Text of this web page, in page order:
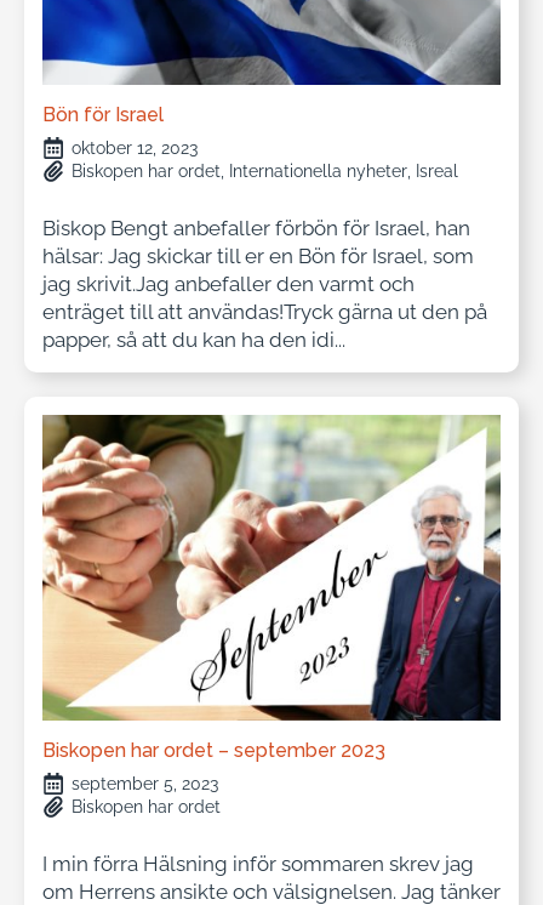
Bön för Israel
oktober 12, 2023
Biskopen har ordet
Internationella nyheter Isreal
Biskop Bengt anbefaller förbön för Israel, han
hälsar: Jag skickar till er en Bön för Israel, som
jag skrivit.Jag anbefaller den varmt och
enträget till att användas!Tryck gärna ut den på
papper, så att du kan ha den idi...
Biskopen har ordet – september 2023
september 5, 2023
Biskopen har ordet
I min förra Hälsning inför sommaren skrev jag
om Herrens ansikte och välsignelsen. Jag tänker